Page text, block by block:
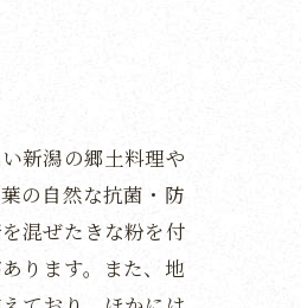
新潟の郷土料理や
の自然な抗菌・防
混ぜたきな粉を付
ります。また、地